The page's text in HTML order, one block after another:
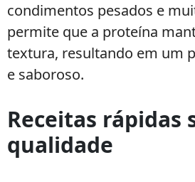
condimentos pesados e
permite que a proteína
textura, resultando em um
e saboroso.
Receitas rápidas
qualidade